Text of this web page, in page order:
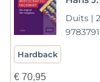
Duits |
Hardback
€70,95